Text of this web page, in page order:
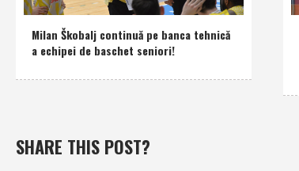
Milan Škobalj continuă pe banca tehnică
a echipei de baschet seniori!
SHARE THIS POST?